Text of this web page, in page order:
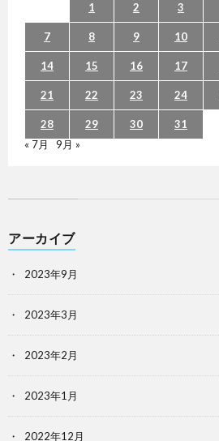
1 2 3
7 8 9 10
14 15 16 17
21 22 23 24
28 29 30
31
« 7月
9月 »
アーカイブ
2023年9月
2023年3月
2023年2月
2023年1月
2022年12月